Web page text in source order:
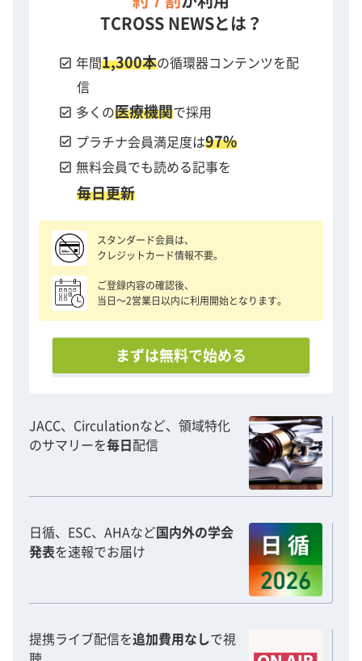
TCROSS NEWSとは？
check_box 年間1,300本の循環器コンテンツを配
信
check_box 多くの医療機関で採用
check_box プラチナ会員満足度は97%
check_box 無料会員でも読める記事を
毎日更新
スタンダード会員は、
クレジットカード情報不要。
ご登録内容の確認後、
当日〜2営業日以内に利用開始となります。
まずは無料で始める
JACC、Circulationなど、領域特化
のサマリーを毎日 配信
日循、ESC、AHAなど国内外の学会
発表を速報でお届け
提携ライブ配信を追加費用なしで視